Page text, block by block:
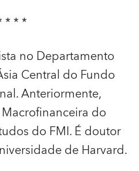
* * *
no Departamento
Central do Fundo
Anteriormente,
do
do FMI. É doutor
de Harvard.